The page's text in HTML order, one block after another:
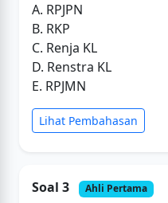
A. RPJPN
B. RKP
C. Renja KL
D. Renstra KL
E. RPJMN
Lihat Pembahasan
Soal 3 Ahli Pertama